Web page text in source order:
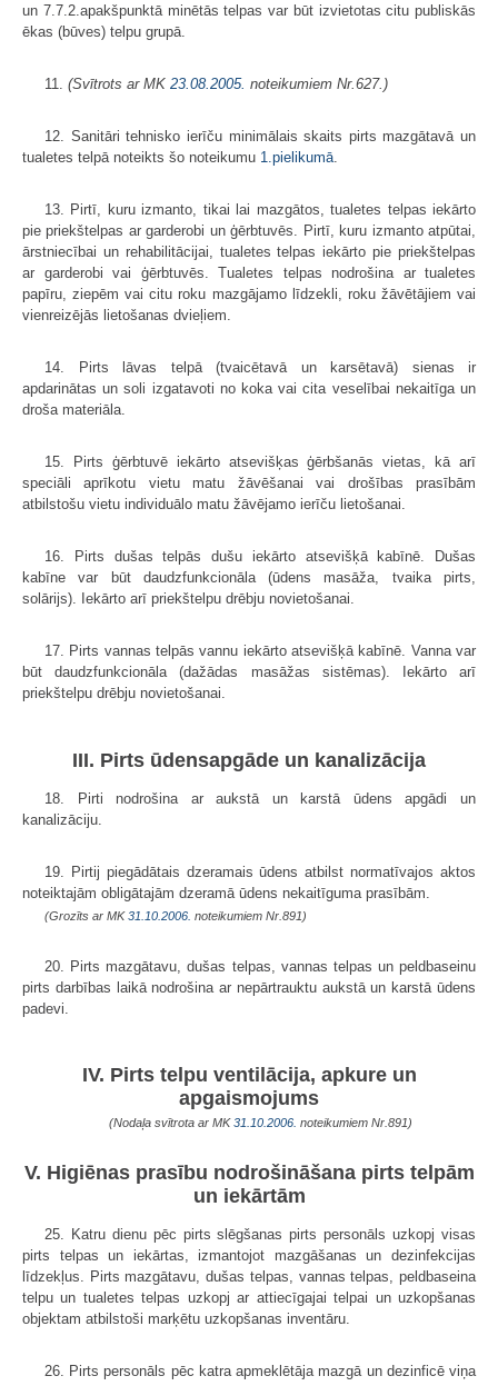
un 7.7.2.apakšpunktā minētās telpas var būt izvietotas citu publiskās
ēkas (būves) telpu grupā.
11. (Svītrots ar MK 23.08.2005. noteikumiem Nr.627.)
12. Sanitāri tehnisko ierīču minimālais skaits pirts mazgātavā un
tualetes telpā noteikts šo noteikumu 1.pielikumā
13. Pirtī, kuru izmanto, tikai lai mazgātos, tualetes telpas iekārto
pie priekštelpas ar garderobi un ģērbtuvēs. Pirtī, kuru izmanto atpūtai,
ārstniecībai un rehabilitācijai, tualetes telpas iekārto pie priekštelpas
ar garderobi vai ģērbtuvēs. Tualetes telpas nodrošina ar tualetes
papīru, ziepēm vai citu roku mazgājamo līdzekli, roku žāvētājiem vai
vienreizējās lietošanas dvieļiem.
14. Pirts lāvas telpā (tvaicētavā un karsētavā) sienas ir
apdarinātas un soli izgatavoti no koka vai cita veselībai nekaitīga un
droša materiāla.
15. Pirts ģērbtuvē iekārto atsevišķas ģērbšanās vietas, kā arī
speciāli aprīkotu vietu matu žāvēšanai vai drošības prasībām
atbilstošu vietu individuālo matu žāvējamo ierīču lietošanai.
16. Pirts dušas telpās dušu iekārto atsevišķā kabīnē. Dušas
kabīne var būt daudzfunkcionāla (ūdens masāža, tvaika pirts,
solārijs). Iekārto arī priekštelpu drēbju novietošanai.
17. Pirts vannas telpās vannu iekārto atsevišķā kabīnē. Vanna var
būt daudzfunkcionāla (dažādas masāžas sistēmas). Iekārto arī
priekštelpu drēbju novietošanai.
III. Pirts ūdensapgāde un kanalizācija
18. Pirti nodrošina ar aukstā un karstā ūdens apgādi un
kanalizāciju.
19. Pirtij piegādātais dzeramais ūdens atbilst normatīvajos aktos
noteiktajām obligātajām dzeramā ūdens nekaitīguma prasībām.
(Grozīts ar MK31.10.2006. noteikumiem Nr.891)
20. Pirts mazgātavu, dušas telpas, vannas telpas un peldbaseinu
pirts darbības laikā nodrošina ar nepārtrauktu aukstā un karstā ūdens
padevi.
IV. Pirts telpu ventilācija, apkure un
apgaismojums
(Nodaļa svītrota ar MK31.10.2006. noteikumiem Nr.891)
V. Higiēnas prasību nodrošināšana pirts telpām
un iekārtām
25. Katru dienu pēc pirts slēgšanas pirts personāls uzkopj visas
pirts telpas un iekārtas, izmantojot mazgāšanas un dezinfekcijas
līdzekļus. Pirts mazgātavu, dušas telpas, vannas telpas, peldbaseina
telpu un tualetes telpas uzkopj ar attiecīgajai telpai un uzkopšanas
objektam atbilstoši marķētu uzkopšanas inventāru.
26. Pirts personāls pēc katra apmeklētāja mazgā un dezinficē viņa